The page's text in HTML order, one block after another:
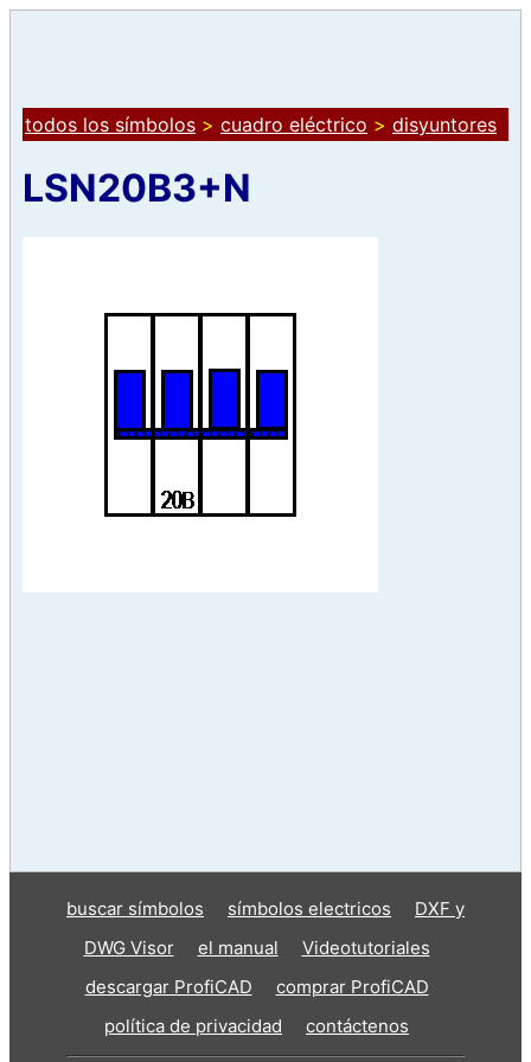
todos los símbolos > cuadro eléctrico > disyuntores
LSN20B3+N
buscar símbolos símbolos electricos
DXF y
DWG Visor
el manual
Videotutoriales
descargar ProfiCAD
comprar ProfiCAD
política de privacidad
contáctenos